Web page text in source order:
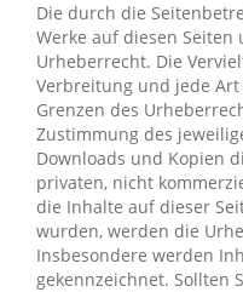
Die durch die
Werke auf diesen
Urheberrecht. Die
Verbreitung und jede
Grenzen des
Zustimmung des
Downloads und Kopien
privaten, nicht
die Inhalte auf dieser
wurden, werden die
Insbesondere werden
gekennzeichnet. Sollten